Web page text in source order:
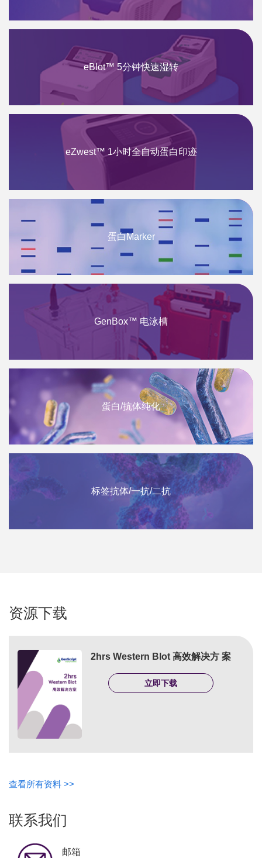
eBlot™ 5分钟快速湿转
eZwest™ 1小时全自动蛋白印迹
蛋白Marker
GenBox™ 电泳槽
蛋白/抗体纯化
标签抗体/一抗/二抗
资源下载
2hrs Western Blot 高效解决方 案
立即下载
查看所有资料 >>
联系我们
邮箱